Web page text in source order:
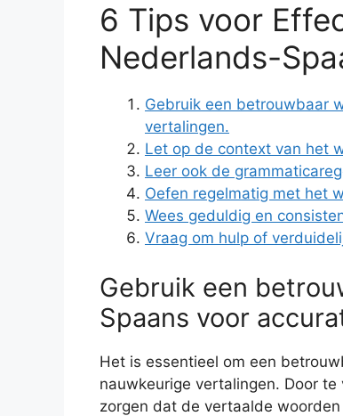
6 Tips voor
Nederlands-
Gebruik een betrouwbaar
vertalingen.
Let op de context van het
Leer ook de
Oefen regelmatig met het
Wees geduldig en
Vraag om hulp of
Gebruik een
Spaans voor
Het is essentieel om een
nauwkeurige vertalingen. Door
zorgen dat de vertaalde